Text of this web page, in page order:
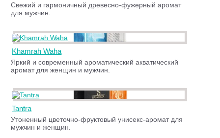
Свежий и гармоничный древесно-фужерный аромат
для мужчин.
Khamrah Waha
Яркий и современный ароматический акватический
аромат для женщин и мужчин.
Tantra
Утоненный цветочно-фруктовый унисекс-аромат для
мужчин и женщин.